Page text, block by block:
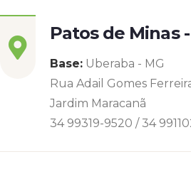
Patos de Minas
Base: Uberaba - MG
Rua Adail Gomes
Jardim Maracanã
34 99319-9520 / 34